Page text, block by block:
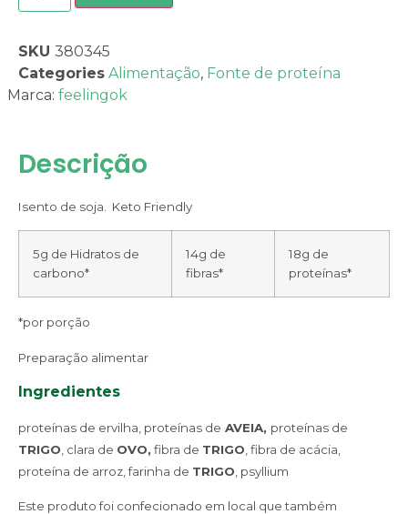
SKU 380345
Categories Alimentação, Fonte de proteína
Marca: feelingok
Descrição
Isento de soja. Keto Friendly
5g de Hidratos de
carbono*
14g de
fibras*
18g de
proteínas*
*por porção
Preparação alimentar
Ingredientes
proteínas de ervilha, proteínas de AVEIA, proteínas de
TRIGO , clara de OVO, fibra de TRIGO , fibra de acácia,
proteína de arroz, farinha de TRIGO , psyllium
Este produto foi confecionado em local que também